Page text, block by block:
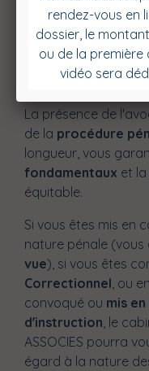
Le cabinet d'avocat
assiste également
des mesures
(convocation en
pénale...).
La présence de
de la procédure
longueur, vous
fondamentaux et
équitable.
Si vous êtes mis en
nature pénale (vous
vue), si vous êtes
Correctionnel, ou
convoqué ou mis
d'instruction, le
ASSOCIES pourra
égard à la nature